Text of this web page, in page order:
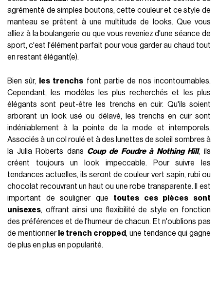
agrémenté de simples boutons, cette couleur et ce style de
manteau se prêtent à une multitude de looks. Que vous
alliez à la boulangerie ou que vous reveniez d'une séance de
sport, c'est l'élément parfait pour vous garder au chaud tout
en restant élégant(e).
Bien sûr, les trenchs font partie de nos incontournables.
Cependant, les modèles les plus recherchés et les plus
élégants sont peut-être les trenchs en cuir. Qu'ils soient
arborant un look usé ou délavé, les trenchs en cuir sont
indéniablement à la pointe de la mode et intemporels.
Associés à un col roulé et à des lunettes de soleil sombres à
la Julia Roberts dans Coup de Foudre à Nothing Hill, ils
créent toujours un look impeccable. Pour suivre les
tendances actuelles, ils seront de couleur vert sapin, rubi ou
chocolat recouvrant un haut ou une robe transparente. Il est
important de souligner que toutes ces pièces sont
unisexes, offrant ainsi une flexibilité de style en fonction
des préférences et de l'humeur de chacun. Et n'oublions pas
de mentionnerle trench cropped, une tendance qui gagne
de plus en plus en popularité.